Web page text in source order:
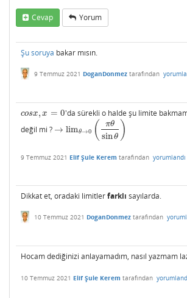
Cevap Yorum
Şu soruya bakar mısın.
9 Temmuz 2021 DoganDonmez tarafından
cosx, x = 0
cosx,x=0
'da sürekli o halde şu limite
değil mi ? → limθ→0 ( πθ
sinθ )
→limθ→0(π θ sinθ)
9 Temmuz 2021 Elif Şule Kerem tarafından yorumlandı
Dikkat et, oradaki limitlerfarklı sayılarda.
10 Temmuz 2021 DoganDonmez tarafından
Hocam dediğinizi anlayamadım, nasıl yazmam
10 Temmuz 2021 Elif Şule Kerem tarafından